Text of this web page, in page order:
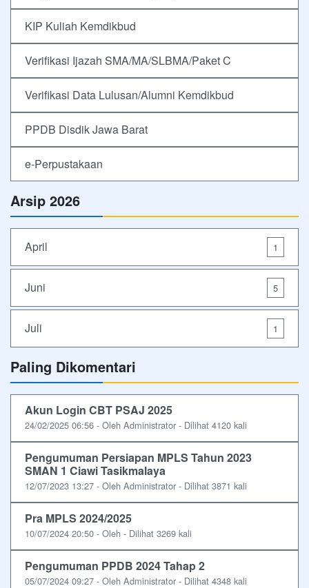
KIP Kuliah Kemdikbud
Verifikasi Ijazah SMA/MA/SLBMA/Paket C
Verifikasi Data Lulusan/Alumni Kemdikbud
PPDB Disdik Jawa Barat
e-Perpustakaan
Arsip 2026
April 1
Juni 5
Juli 1
Paling Dikomentari
Akun Login CBT PSAJ 2025
24/02/2025 06:56 - Oleh Administrator - Dilihat 4120 kali
Pengumuman Persiapan MPLS Tahun 2023
SMAN 1 Ciawi Tasikmalaya
12/07/2023 13:27 - Oleh Administrator - Dilihat 3871 kali
Pra MPLS 2024/2025
10/07/2024 20:50 - Oleh - Dilihat 3269 kali
Pengumuman PPDB 2024 Tahap 2
05/07/2024 09:27 - Oleh Administrator - Dilihat 4348 kali